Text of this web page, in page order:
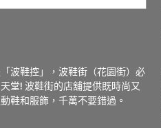
波鞋控」，波鞋街（花園街）必
堂! 波鞋街的店舖提供既時尚又
鞋和服飾，千萬不要錯過。